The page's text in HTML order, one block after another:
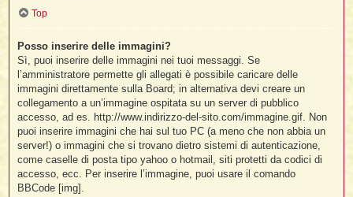
Top
Posso inserire delle immagini?
Sì, puoi inserire delle immagini nei tuoi messaggi. Se
l’amministratore permette gli allegati è possibile caricare delle
immagini direttamente sulla Board; in alternativa devi creare un
collegamento a un’immagine ospitata su un server di pubblico
accesso, ad es. http://www.indirizzo-del-sito.com/immagine.gif. Non
puoi inserire immagini che hai sul tuo PC (a meno che non abbia un
server!) o immagini che si trovano dietro sistemi di autenticazione,
come caselle di posta tipo yahoo o hotmail, siti protetti da codici di
accesso, ecc. Per inserire l’immagine, puoi usare il comando
BBCode [img].